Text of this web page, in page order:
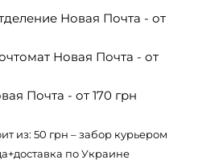
Новая Почта - от
Новая Почта - от
Почта - от 170 грн
из: 50 грн – забор курьером
по Украине